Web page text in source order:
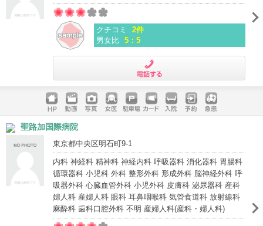
クチコミ
2件
男女比 5：5
ホームペ
ージ
動画 写真 女医 駐車場
クレジッ
入院 予約 急患
聖路加国際病院
東京都中央区明石町9-1
内科 神経科 精神科 神経内科 呼吸器科 消化器科 胃腸科
循環器科 小児科 外科 整形外科 形成外科 脳神経外科 呼
吸器外科 心臓血管外科 小児外科 皮膚科 泌尿器科 産科
婦人科 産婦人科 眼科 耳鼻咽喉科 気管食道科 放射線科
麻酔科 歯科口腔外科 不明 産婦人科(産科・婦人科)